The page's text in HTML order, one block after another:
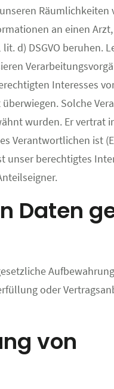
an einen
d) DSGVO beruhen.
Interesses
Solche
wurden. Er vertrat
Verantwortlichen ist
unser berechtigtes
Daten
oder
von